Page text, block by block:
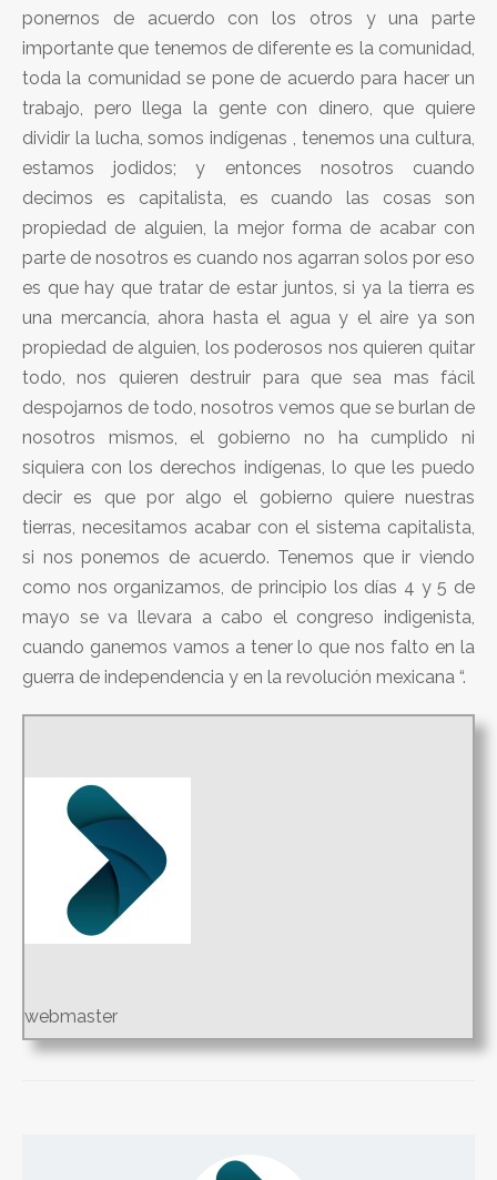
ponernos de acuerdo con los otros y una parte
importante que tenemos de diferente es la comunidad,
toda la comunidad se pone de acuerdo para hacer un
trabajo, pero llega la gente con dinero, que quiere
dividir la lucha, somos indígenas , tenemos una cultura,
estamos jodidos; y entonces nosotros cuando
decimos es capitalista, es cuando las cosas son
propiedad de alguien, la mejor forma de acabar con
parte de nosotros es cuando nos agarran solos por eso
es que hay que tratar de estar juntos, si ya la tierra es
una mercancía, ahora hasta el agua y el aire ya son
propiedad de alguien, los poderosos nos quieren quitar
todo, nos quieren destruir para que sea mas fácil
despojarnos de todo, nosotros vemos que se burlan de
nosotros mismos, el gobierno no ha cumplido ni
siquiera con los derechos indígenas, lo que les puedo
decir es que por algo el gobierno quiere nuestras
tierras, necesitamos acabar con el sistema capitalista,
si nos ponemos de acuerdo. Tenemos que ir viendo
como nos organizamos, de principio los días 4 y 5 de
mayo se va llevara a cabo el congreso indigenista,
cuando ganemos vamos a tener lo que nos falto en la
guerra de independencia y en la revolución mexicana “.
webmaster